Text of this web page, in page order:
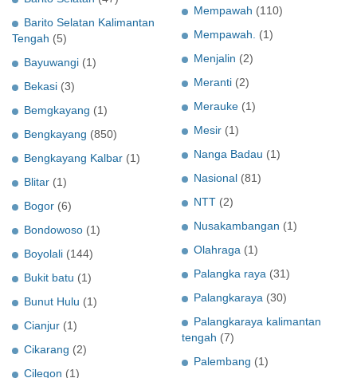
Barito Selatan Kalimantan
Tengah (5)
Bayuwangi (1)
Bekasi (3)
Bemgkayang (1)
Bengkayang (850)
Bengkayang Kalbar (1)
Blitar (1)
Bogor (6)
Bondowoso (1)
Boyolali (144)
Bukit batu (1)
Bunut Hulu (1)
Cianjur (1)
Cikarang (2)
Cilegon (1)
Mempawah (110)
Mempawah. (1)
Menjalin (2)
Meranti (2)
Merauke (1)
Mesir (1)
Nanga Badau (1)
Nasional (81)
NTT (2)
Nusakambangan (1)
Olahraga (1)
Palangka raya (31)
Palangkaraya (30)
Palangkaraya kalimantan
tengah (7)
Palembang (1)